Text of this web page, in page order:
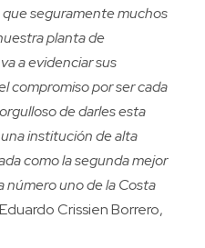
seguramente muchos
planta de
a evidenciar sus
compromiso por ser cada
de darles esta
institución de alta
como la segunda mejor
número uno de la Costa
Crissien Borrero,